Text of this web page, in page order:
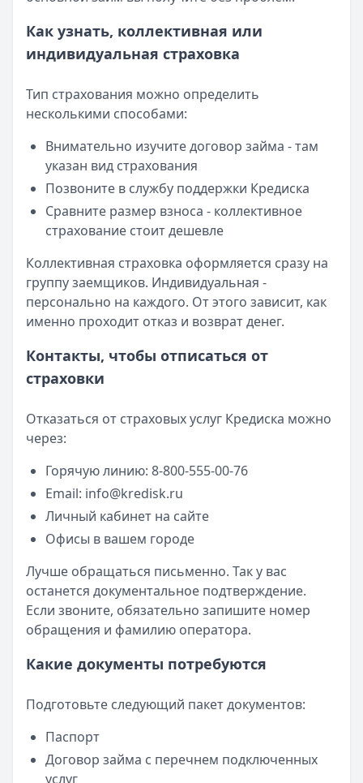
Как узнать, коллективная или
индивидуальная страховка
Тип страхования можно определить
несколькими способами:
Внимательно изучите договор займа - там
указан вид страхования
Позвоните в службу поддержки Кредиска
Сравните размер взноса - коллективное
страхование стоит дешевле
Коллективная страховка оформляется сразу на
группу заемщиков. Индивидуальная -
персонально на каждого. От этого зависит, как
именно проходит отказ и возврат денег.
Контакты, чтобы отписаться от
страховки
Отказаться от страховых услуг Кредиска можно
через:
Горячую линию: 8-800-555-00-76
Email: info@kredisk.ru
Личный кабинет на сайте
Офисы в вашем городе
Лучше обращаться письменно. Так у вас
останется документальное подтверждение.
Если звоните, обязательно запишите номер
обращения и фамилию оператора.
Какие документы потребуются
Подготовьте следующий пакет документов:
Паспорт
Договор займа с перечнем подключенных
услуг